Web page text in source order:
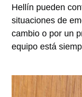
Hellín pueden
situaciones de
cambio o por un
equipo está